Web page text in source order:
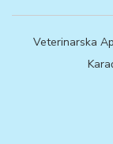
Veterinarska